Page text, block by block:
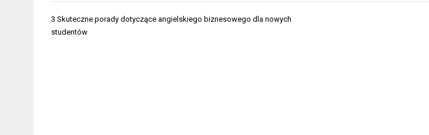
Nawigacja
wpisu
3 Skuteczne porady dotyczące angielskiego biznesowego dla nowych
studentów